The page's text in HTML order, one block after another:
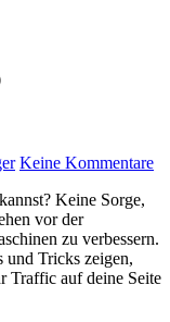
Keine Kommentare
Keine Sorge,
vor der
zu verbessern.
Tricks zeigen,
Traffic auf deine Seite